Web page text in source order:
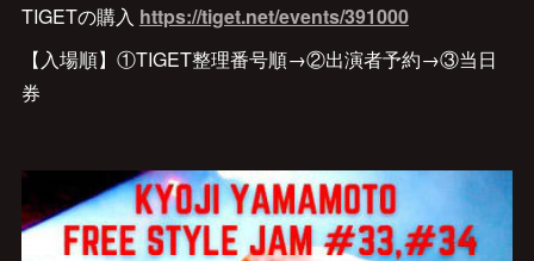
TIGETの購入 https://tiget.net/events/391000
【入場順】①TIGET整理番号順→②出演者予約→③当日
券